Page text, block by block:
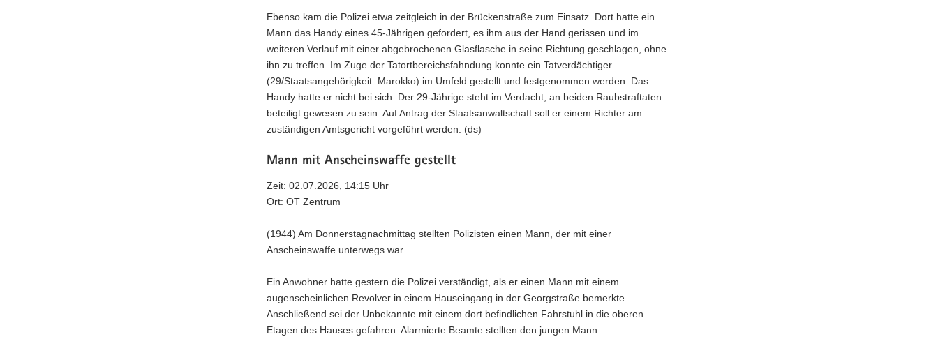
Ebenso kam die Polizei etwa zeitgleich in der Brückenstraße zum Einsatz. Dort hatte ein
Mann das Handy eines 45-Jährigen gefordert, es ihm aus der Hand gerissen und im
weiteren Verlauf mit einer abgebrochenen Glasflasche in seine Richtung geschlagen, ohne
ihn zu treffen. Im Zuge der Tatortbereichsfahndung konnte ein Tatverdächtiger
(29/Staatsangehörigkeit: Marokko) im Umfeld gestellt und festgenommen werden. Das
Handy hatte er nicht bei sich. Der 29-Jährige steht im Verdacht, an beiden Raubstraftaten
beteiligt gewesen zu sein. Auf Antrag der Staatsanwaltschaft soll er einem Richter am
zuständigen Amtsgericht vorgeführt werden. (ds)
Mann mit Anscheinswaffe gestellt
Zeit: 02.07.2026, 14:15 Uhr
Ort: OT Zentrum
(1944) Am Donnerstagnachmittag stellten Polizisten einen Mann, der mit einer
Anscheinswaffe unterwegs war.
Ein Anwohner hatte gestern die Polizei verständigt, als er einen Mann mit einem
augenscheinlichen Revolver in einem Hauseingang in der Georgstraße bemerkte.
Anschließend sei der Unbekannte mit einem dort befindlichen Fahrstuhl in die oberen
Etagen des Hauses gefahren. Alarmierte Beamte stellten den jungen Mann